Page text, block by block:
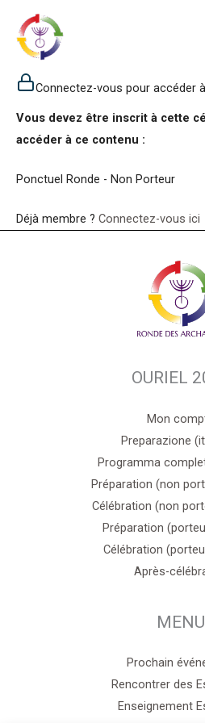
contenu
Connectez-vous pour accéder
Vous devez être inscrit à cette
accéder à ce contenu :
Ponctuel Ronde - Non Porteur
Déjà membre ? Connectez-vous ici
OURIEL
Mon
Preparazione
Programma
Préparation (non
Célébration (non
Préparation
Célébration
Après-
MENU
Prochain
Rencontrer des
Enseignement